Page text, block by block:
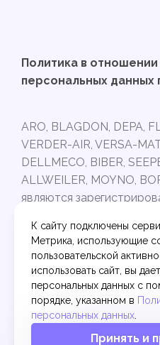
Политика в
персональных данных
ARO, BLAGDON, DEPA,
VERDER-AIR, VERSA-
DELLMECO, BIBER,
ALLWEILER, MOYNO,
являются
Интернет-магазин
торговыми марками,
Представленные в
произведены на
точным расчетам, из
и подходят к
указанных марок, но не
К сайту подключены
Метрика, использующие
пользовательской
использовать сайт, вы
персональных данных с
порядке, указанном в
персональных данных
Принять и